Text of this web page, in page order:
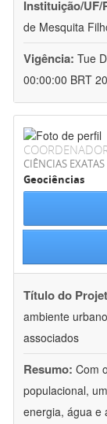
Instituição/UF/
de Mesquita
Vigência: Tue
00:00:00 BRT
CIÊNCIAS
Geociências
Título do
ambiente
associados
Resumo: Com
populacional,
energia, água e